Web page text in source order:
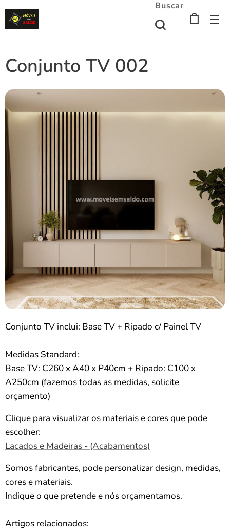
Buscar
Conjunto TV 002
Conjunto TV inclui: Base TV + Ripado c/ Painel TV
Medidas Standard:
Base TV: C260 x A40 x P40cm + Ripado: C100 x
A250cm (fazemos todas as medidas, solicite
orçamento)
Clique para visualizar os materiais e cores que pode
escolher:
Lacados e Madeiras - (Acabamentos)
Somos fabricantes, pode personalizar design, medidas,
cores e materiais.
Indique o que pretende e nós orçamentamos.
Artigos relacionados: